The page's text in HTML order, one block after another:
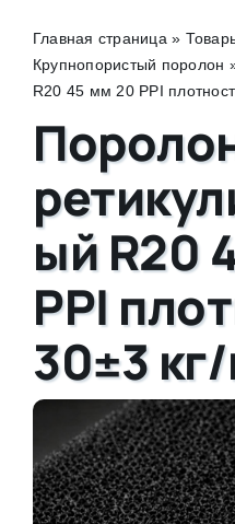
Главная страница »
Крупнопористый поролон
R20 45 мм 20 PPI
ый R20
PPI
30±3